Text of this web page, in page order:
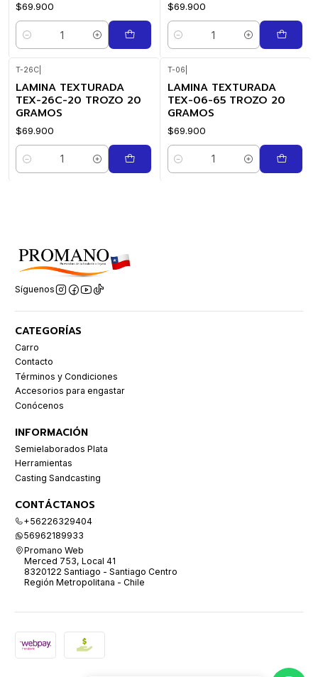
$69.900
Cantidad
$69.900
Cantidad
T-26C
LAMINA TEXTURADA
TEX-26C-20 TROZO 20
GRAMOS
$69.900
Cantidad
T-06
LAMINA TEXTURADA
TEX-06-65 TROZO 20
GRAMOS
$69.900
Cantidad
Síguenos
CATEGORÍAS
Carro
Contacto
Términos y Condiciones
Accesorios para engastar
Conócenos
INFORMACIÓN
Semielaborados Plata
Herramientas
Casting Sandcasting
CONTÁCTANOS
+56226329404
56962189933
Promano Web
Merced 753, Local 41
8320122 Santiago - Santiago Centro
Región Metropolitana - Chile